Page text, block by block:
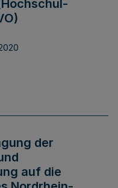
der
auf die